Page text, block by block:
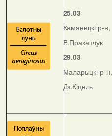
25.03
Камянецкі р-н,
В.Пракапчук
29.03
Маларыцкі р-н,
Дз.Кіцель